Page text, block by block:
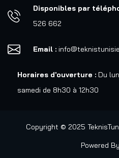
Disponibles par
526 662
Email :
Horaires d'ouverture : Du
samedi de 8h30 à 12h30
Copyright © 2025
Powered By